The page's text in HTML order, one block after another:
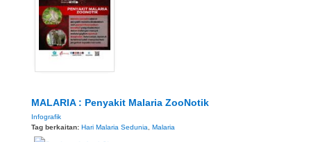
MALARIA : Penyakit Malaria ZooNotik
Infografik
Tag berkaitan: Hari Malaria Sedunia, Malaria